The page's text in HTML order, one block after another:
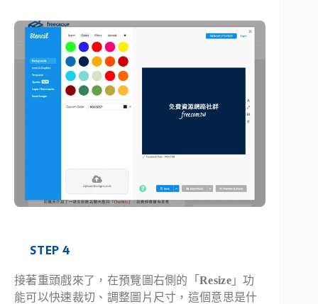
STEP 4
接著重頭戲來了，在預覽圖右側的「Resize 」功
能可以快速裁切、調整圖片尺寸，這個意思是什